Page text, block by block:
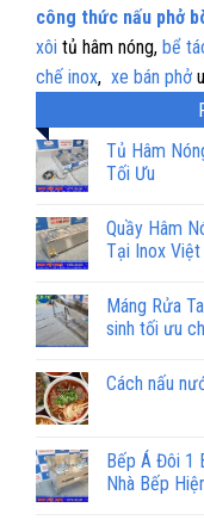
công thức nấu phở
xôi tủ hâm nóng, bể
chế inox, xe bán phở
Tủ Hâm
Tối Ưu
Quầy Hâm
Tại Inox Việt
Máng Rửa
sinh tối ưu
Cách nấu
Bếp Á Đôi 1
Nhà Bếp